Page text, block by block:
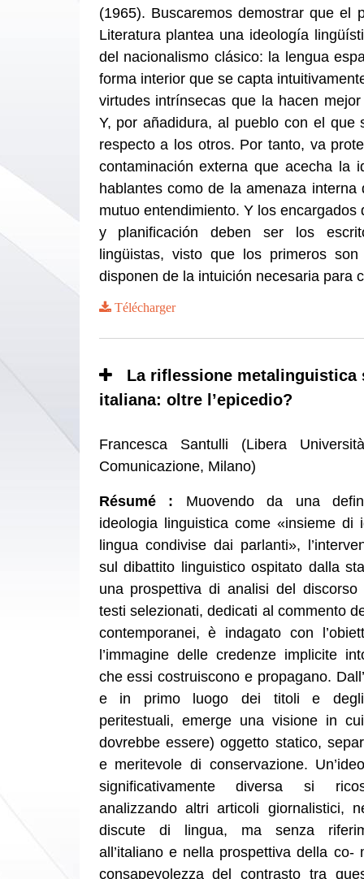
(1965). Buscaremos demostrar que el
Literatura plantea una ideología
del nacionalismo clásico: la lengua
forma interior que se capta
virtudes intrínsecas que la hacen
Y, por añadidura, al pueblo con el que
respecto a los otros. Por tanto, va
contaminación externa que acecha la
hablantes como de la amenaza interna
mutuo entendimiento. Y los encargados
y planificación deben ser los
lingüistas, visto que los primeros
disponen de la intuición necesaria para
Télécharger
La riflessione metalinguistica
italiana: oltre l’epicedio?
Francesca Santulli (Libera
Comunicazione, Milano)
Résumé : Muovendo da una
ideologia linguistica come «insieme di
lingua condivise dai parlanti»,
sul dibattito linguistico ospitato dalla
una prospettiva di analisi del
testi selezionati, dedicati al commento
contemporanei, è indagato con
l’immagine delle credenze implicite
che essi costruiscono e propagano.
e in primo luogo dei titoli e degli
peritestuali, emerge una visione in
dovrebbe essere) oggetto statico,
e meritevole di conservazione.
significativamente diversa si
analizzando altri articoli giornalistici,
discute di lingua, ma senza
all’italiano e nella prospettiva della co-
consapevolezza del contrasto tra